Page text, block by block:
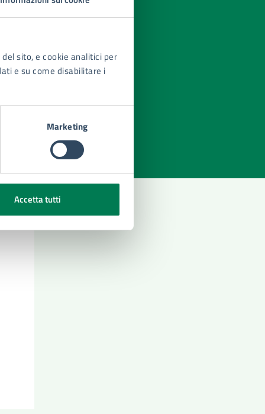
sito, e cookie analitici per
e su come disabilitare i
Marketing
Accetta tutti